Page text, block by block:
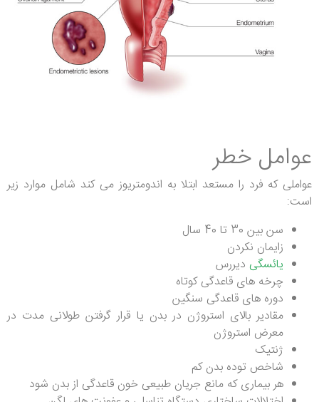
عوامل خطر
عواملی که فرد را مستعد ابتلا به اندومتریوز می کند شامل موارد زیر
است:
سن بین 30 تا 40 سال
زایمان نکردن
یائسگی دیررس
چرخه های قاعدگی کوتاه
دوره های قاعدگی سنگین
مقادیر بالای استروژن در بدن یا قرار گرفتن طولانی مدت در
معرض استروژن
ژنتیک
شاخص توده بدن کم
هر بیماری که مانع جریان طبیعی خون قاعدگی از بدن شود